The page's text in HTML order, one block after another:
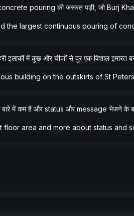
pouring की जरूरत पड़ी, जो Burj
the largest continuous pouring of
इलाकों में कुछ और चीजों से दूर एक विशाल इमारत
building on the outskirts of St
में कम है और status और message भेजने के
floor area and more about status and